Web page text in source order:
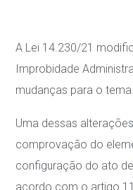
A Lei 14.230/21
Improbidade
mudanças para o tema.
Uma dessas
comprovação do
configuração do ato
acordo com o artigo